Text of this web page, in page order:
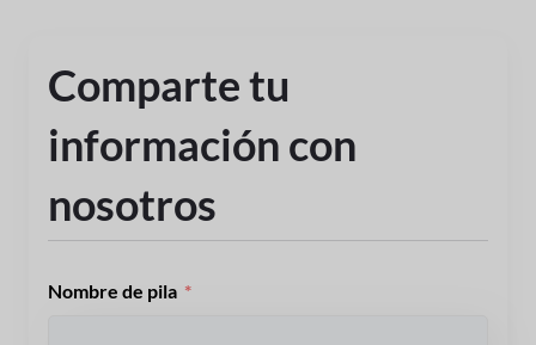
Comparte tu
información con
nosotros
Nombre de pila